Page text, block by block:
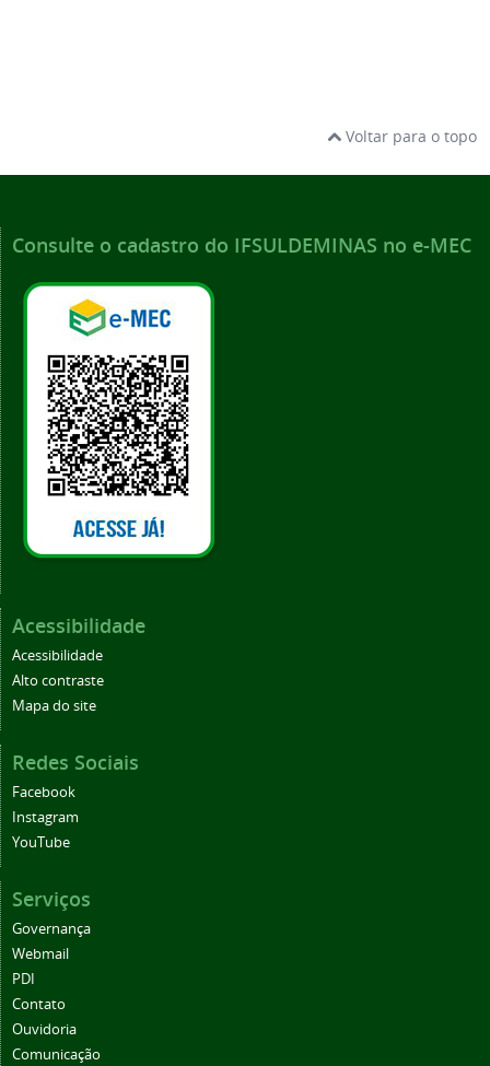
Voltar para o topo
Consulte o cadastro do IFSULDEMINAS no e-MEC
Acessibilidade
Acessibilidade
Alto contraste
Mapa do site
Redes Sociais
Facebook
Instagram
YouTube
Serviços
Governança
Webmail
PDI
Contato
Ouvidoria
Comunicação